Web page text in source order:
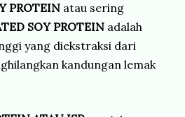
PROTEIN atau sering
SOY PROTEIN adalah
yang diekstraksi dari
kandungan lemak